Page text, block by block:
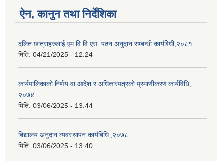
ऐन, कानुन तथा निर्देशिका
दलित छात्राहरुलाई एम.वि.वि.एस. पढन अनुदान सम्बन्धी कार्यविधी,२०८१
मिति: 04/21/2025 - 12:24
कार्यपालिकाको निर्णय वा आदेश र अधिकारपत्रको प्रमाणीकरण कार्यविधि,
२०७४
मिति: 03/06/2025 - 13:44
बिद्यालय अनुदान व्यवस्थापन कार्यबिधि ,२०७८
मिति: 03/06/2025 - 13:40